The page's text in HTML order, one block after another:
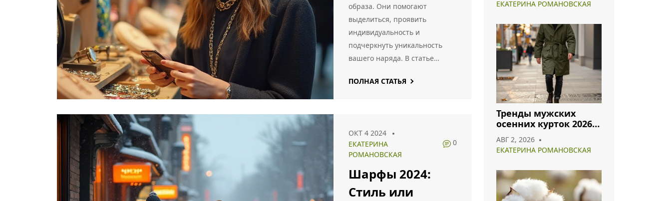
образа. Они помогают
выделиться, проявить
индивидуальность и
подчеркнуть уникальность
вашего наряда. В статье
аксессуаров, их значимость в
правильно сочетать
аксессуары и что будет
ПОЛНАЯ СТАТЬЯ
ОКТ 4 2024
ЕКАТЕРИНА
РОМАНОВСКАЯ
0
Шарфы 2024:
Стиль или
ЕКАТЕРИНА РОМАНОВСКАЯ
Тренды мужских
осенних курток 2026:
сочетать
АВГ 2, 2026
ЕКАТЕРИНА РОМАНОВСКАЯ